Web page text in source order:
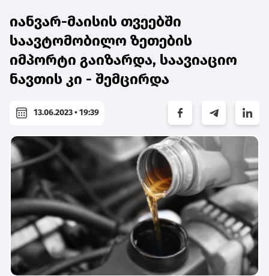
იანვარ-მაისის თვეებში
საავტომობილო ზეთების
იმპორტი გაიზარდა, საავიაციო
ნავთის კი - შემცირდა
13.06.2023 • 19:39